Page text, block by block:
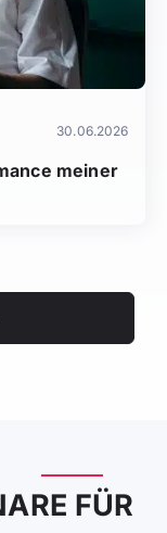
30.06.2026
meiner
FÜR